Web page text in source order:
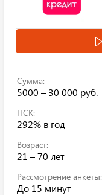
Сумма:
5000 – 30 000 руб.
ПСК:
292% в год
Возраст:
21 – 70 лет
Рассмотрение анкеты:
До 15 минут